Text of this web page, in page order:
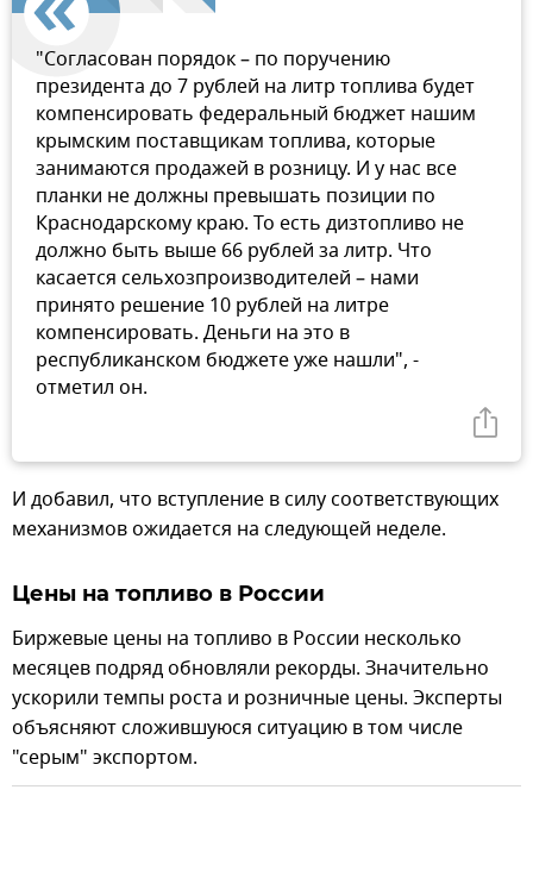
"Согласован порядок – по поручению
президента до 7 рублей на литр топлива будет
компенсировать федеральный бюджет нашим
крымским поставщикам топлива, которые
занимаются продажей в розницу. И у нас все
планки не должны превышать позиции по
Краснодарскому краю. То есть дизтопливо не
должно быть выше 66 рублей за литр. Что
касается сельхозпроизводителей – нами
принято решение 10 рублей на литре
компенсировать. Деньги на это в
республиканском бюджете уже нашли", -
отметил он.
И добавил, что вступление в силу соответствующих
механизмов ожидается на следующей неделе.
Цены на топливо в России
Биржевые цены на топливо в России несколько
месяцев подряд обновляли рекорды. Значительно
ускорили темпы роста и розничные цены. Эксперты
объясняют сложившуюся ситуацию в том числе
"серым" экспортом.